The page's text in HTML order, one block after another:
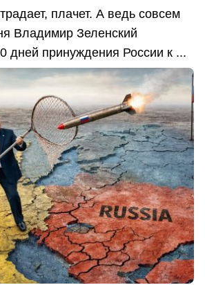
плачет. А ведь совсем
Владимир Зеленский
дней принуждения России к ...